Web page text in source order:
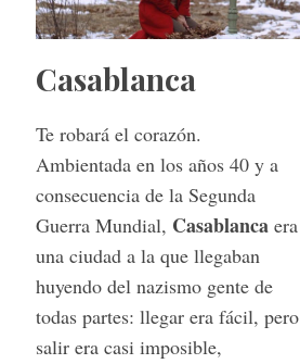
Casablanca
Te robará el corazón.
Ambientada en los años 40 y a
consecuencia de la Segunda
Guerra Mundial, Casablancaera
una ciudad a la que llegaban
huyendo del nazismo gente de
todas partes: llegar era fácil, pero
salir era casi imposible,